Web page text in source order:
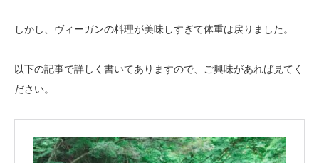
しかし、ヴィーガンの料理が美味しすぎて体重は戻りました。
以下の記事で詳しく書いてありますので、ご興味があれば見てく
ださい。